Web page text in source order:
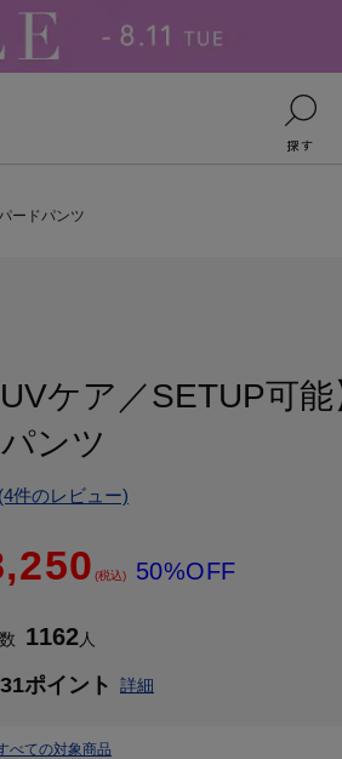
探す
ードパンツ
UVケア／SETUP可
ンツ
件のレビュー)
(税込) 50%OFF
1162人
31ポイント 詳細
べての対象商品